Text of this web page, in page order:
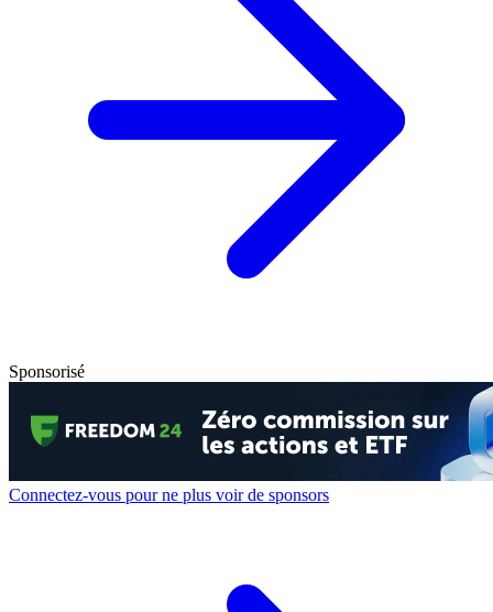
Sponsorisé
Connectez-vous pour ne plus voir de sponsors